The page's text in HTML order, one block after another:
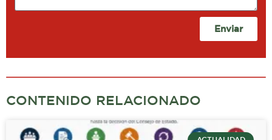
Enviar
CONTENIDO RELACIONADO